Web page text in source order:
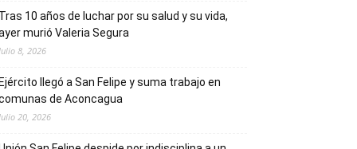
10 años de luchar por su salud y su vida,
murió Valeria Segura
8, 2026
llegó a San Felipe y suma trabajo en
de Aconcagua
20, 2026